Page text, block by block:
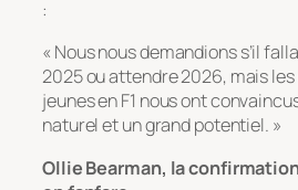
:
« Nous nous demandions s’il
2025 ou attendre 2026, mais
jeunes en F1 nous ont
naturel et un grand potentiel. »
Ollie Bearman, la